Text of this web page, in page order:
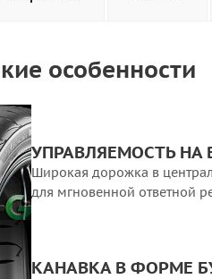
особенности
УПРАВЛЯЕМОСТЬ
Широкая дорожка в
для мгновенной ответной
КАНАВКА В ФОРМЕ